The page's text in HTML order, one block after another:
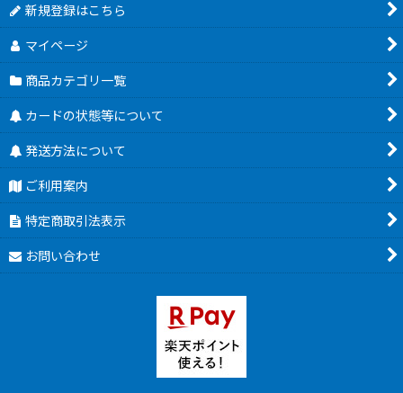
新規登録はこちら
マイページ
商品カテゴリ一覧
カードの状態等について
発送方法について
ご利用案内
特定商取引法表示
お問い合わせ